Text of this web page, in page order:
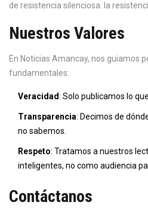
de resistencia silenciosa: la
Nuestros Valores
En Noticias Amancay, nos guiamos
fundamentales:
Veracidad: Solo publicamos lo
Transparencia: Decimos de
no sabemos.
Respeto: Tratamos a nuestros
inteligentes, no como audiencia
Contáctanos